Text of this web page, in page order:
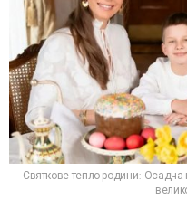
Святкове тепло родини: Осадча